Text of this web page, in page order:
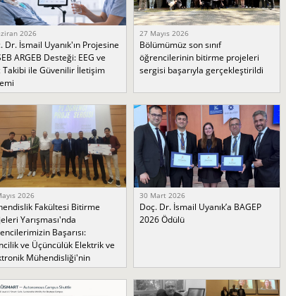
2026
Dr. İsmail Uyanık'ın Projesine
ARGEB Desteği: EEG ve
Takibi ile Güvenilir İletişim
27 Mayıs 2026
Bölümümüz son sınıf
öğrencilerinin bitirme projeleri
sergisi başarıyla gerçekleştirildi
2026
Fakültesi Bitirme
Yarışması'nda
Başarısı:
ve Üçüncülük Elektrik ve
Mühendisliği'nin
30 Mart 2026
Doç. Dr. İsmail Uyanık’a BAGEP
2026 Ödülü